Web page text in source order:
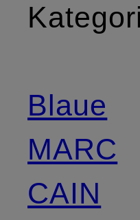
Blaue
MARC
CAIN